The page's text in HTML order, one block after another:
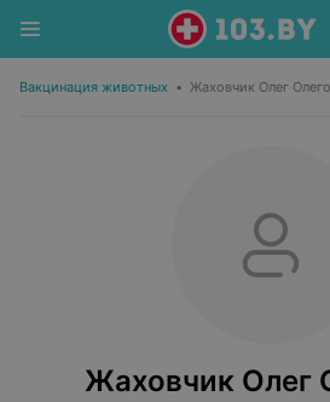
Вакцинация животных • Жаховчик Олег
Жаховчик Олег